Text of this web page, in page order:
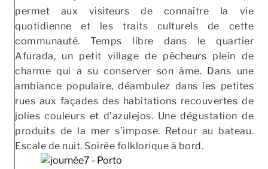
permet aux visiteurs de connaître la vie
quotidienne et les traits culturels de cette
communauté. Temps libre dans le quartier
Afurada, un petit village de pêcheurs plein de
charme qui a su conserver son âme. Dans une
ambiance populaire, déambulez dans les petites
rues aux façades des habitations recouvertes de
jolies couleurs et d’azulejos. Une dégustation de
produits de la mer s’impose. Retour au bateau.
Escale de nuit. Soirée folklorique à bord.